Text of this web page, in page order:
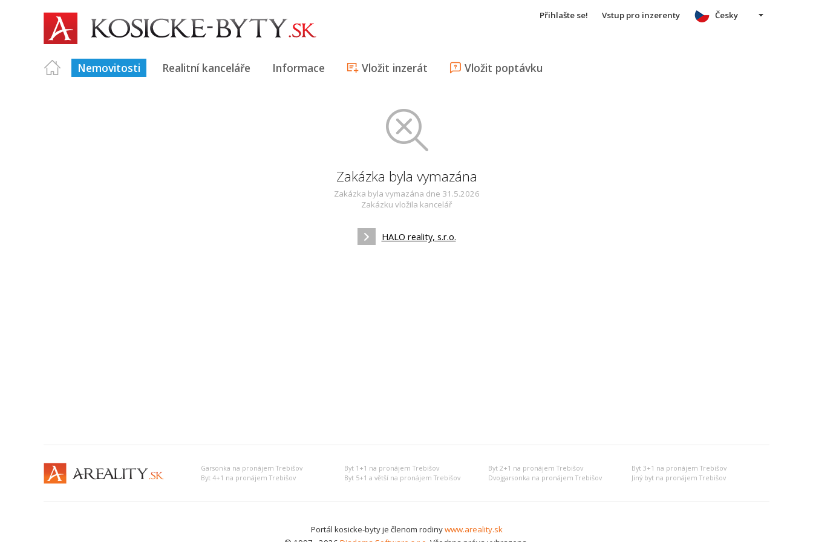
Přihlašte se! Vstup pro inzerenty
Nemovitosti Realitní kanceláře Informace Vložit inzerát Vložit poptávku
Česky
Zakázka byla vymazána
Zakázka byla vymazána dne 31.5.2026
Zakázku vložila kancelář
HALO reality, s.r.o.
Garsonka na pronájem Trebišov Byt 1+1 na pronájem Trebišov Byt 2+1 na pronájem Trebišov
Byt 3+1 na pronájem Trebišov
Byt 4+1 na pronájem Trebišov
Byt 5+1 a větší na pronájem Trebišov Dvojgarsonka na pronájem Trebišov Jiný byt na pronájem Trebišov
Portál kosicke-byty je členom rodinywww.areality.sk